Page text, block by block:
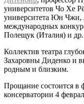
университетов Чо Хе
университета Юн Чжи,
международных
Полещук (Италия) и др.
Коллектив театра
Захаровны Диденко и
родным и близким.
Прощание состоится в
консерватории 4